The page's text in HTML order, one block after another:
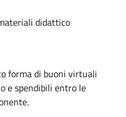
didattico
forma di buoni virtuali
e spendibili entro le